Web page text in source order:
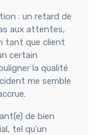
: un retard de
aux attentes,
tant que client
certain
la qualité
me semble
de bien
tel qu'un